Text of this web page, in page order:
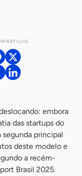
embora
das startups do
segunda principal
deste modelo e
a recém-
Brasil 2025.